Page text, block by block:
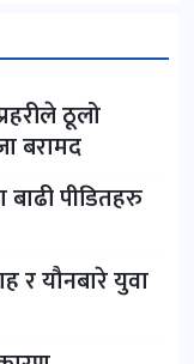
ठूलो
बरामद
बाढी पीडितहरु
र यौनबारे युवा